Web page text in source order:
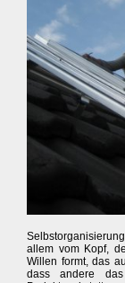
allem vom Kopf,
Willen formt, das
dass andere